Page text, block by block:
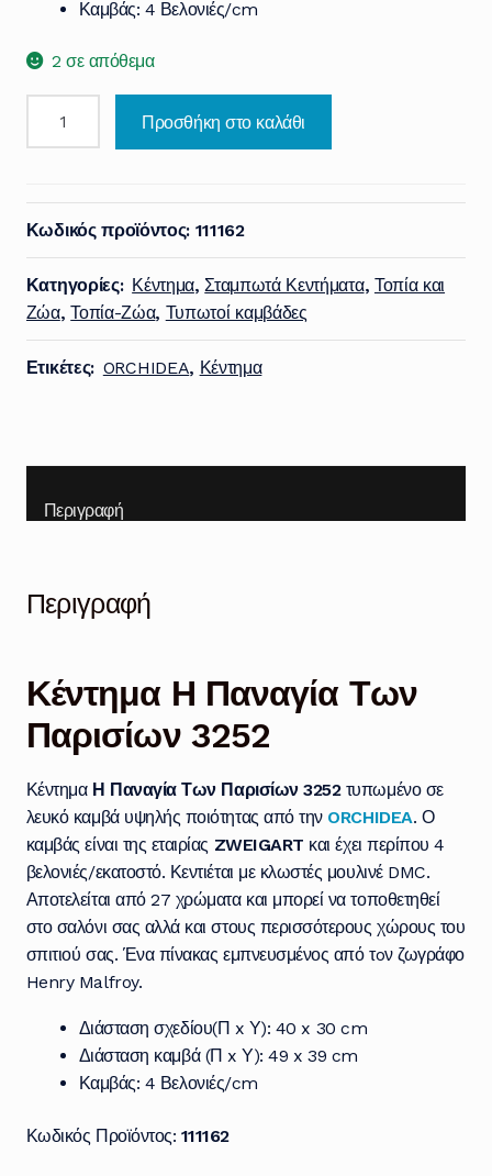
Καμβάς: 4 Βελονιές/cm
2 σε απόθεμα
ποσότητα
Προσθήκη στο καλάθι
Κωδικός προϊόντος: 111162
Κατηγορίες: Κέντημα,Σταμπωτά Κεντήματα, Τοπία και
Ζώα,Τοπία-Ζώα, Τυπωτοί καμβάδες
Ετικέτες: ORCHIDEA, Κέντημα
Περιγραφή
Περιγραφή
Κέντημα Η Παναγία Των
Παρισίων 3252
Κέντημα Η Παναγία Των Παρισίων 3252τυπωμένο σε
λευκό καμβά υψηλής ποιότητας από την ORCHIDEA. Ο
καμβάς είναι της εταιρίας ZWEIGART και έχει περίπου 4
βελονιές/εκατοστό. Κεντιέται με κλωστές μουλινέ DMC.
Αποτελείται από 27 χρώματα και μπορεί να τοποθετηθεί
στο σαλόνι σας αλλά και στους περισσότερους χώρους του
σπιτιού σας. Ένα πίνακας εμπνευσμένος από τoν ζωγράφο
Henry Malfroy.
Διάσταση σχεδίου(Π x Υ): 40 x 30 cm
Διάσταση καμβά (Π x Υ): 49 x 39 cm
Καμβάς: 4 Βελονιές/cm
Κωδικός Προϊόντος: 111162